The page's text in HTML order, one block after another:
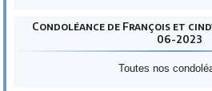
Condoléance de François et
06-2023
Toutes nos